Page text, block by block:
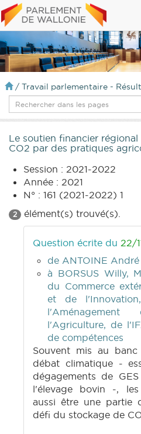
/ Travail parlementaire -
Le soutien financier
CO2 par des pratiques
Session : 2021-2022
Année : 2021
N° : 161 (2021-2022) 1
2 élément(s) trouvé(s).
Question écrite du 22/
de ANTOINE André
à BORSUS Willy,
du Commerce
et de
l'Agriculture, de
de compétences
Souvent mis au
débat climatique -
dégagements de
l'élevage bovin -,
aussi être une partie
défi du stockage de